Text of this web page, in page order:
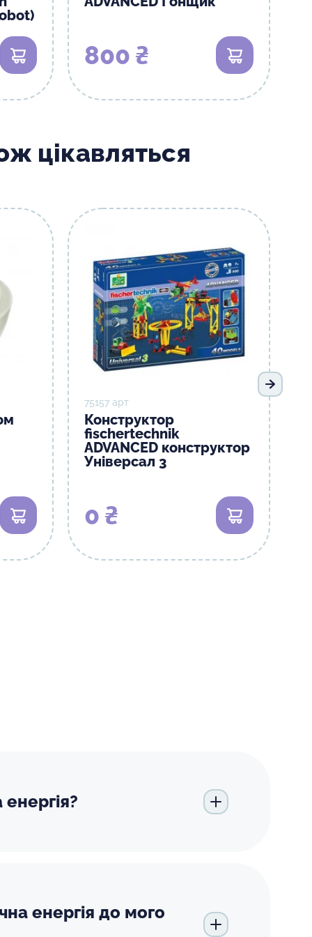
В кошик 800 ₴ В кошик
цікавляться
В кошик
75157 арт
Конструктор
fischertechnik
ADVANCED конструктор
Універсал 3
0 ₴ В кошик
енергія до мого